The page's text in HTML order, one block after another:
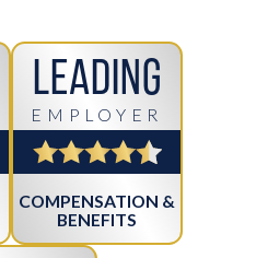
Leading
EMPLOYER
COMPENSATION &
BENEFITS